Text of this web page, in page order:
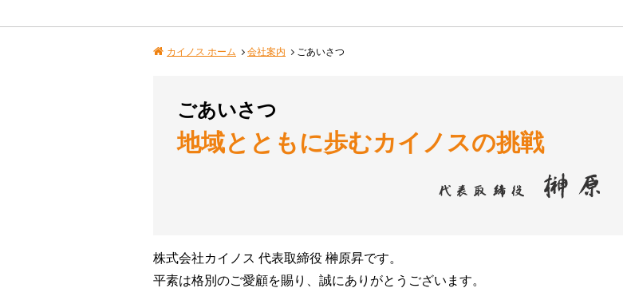
カイノス ホーム 会社案内 ごあいさつ
ごあいさつ
地域とともに歩むカイノスの挑戦
株式会社カイノス 代表取締役 榊原昇です。
平素は格別のご愛顧を賜り、誠にありがとうございます。